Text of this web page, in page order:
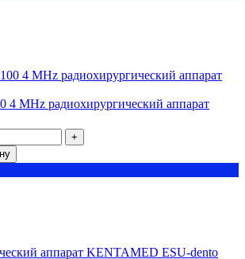
MHz радиохирургический аппарат
+